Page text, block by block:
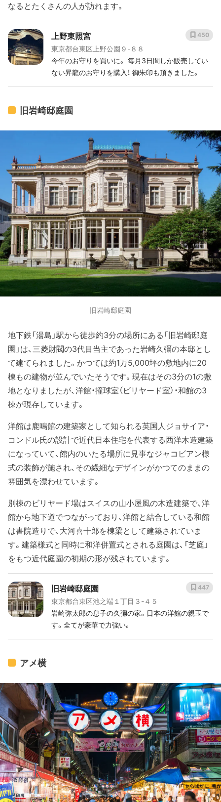
なるとたくさんの人が訪れます。
上野東照宮
東京都台東区上野公園９-８８
今年のお守りを買いに。 毎月3日間しか販売してい
ない昇龍のお守りを購入！ 御朱印も頂きました。
450
旧岩崎邸庭園
旧岩崎邸庭園
地下鉄「湯島」駅から徒歩約3分の場所にある「旧岩崎邸庭
園」は、三菱財閥の3代目当主であった岩崎久彌の本邸とし
て建てられました。かつては約1万5,000坪の敷地内に20
棟もの建物が並んでいたそうです。現在はその3分の1の敷
地となりましたが、洋館・撞球室（ビリヤード室）・和館の3
棟が現存しています。
洋館は鹿鳴館の建築家として知られる英国人ジョサイア・
コンドル氏の設計で近代日本住宅を代表する西洋木造建築
になっていて、館内のいたる場所に見事なジャコビアン様
式の装飾が施され、その繊細なデザインがかつてのままの
雰囲気を漂わせています。
別棟のビリヤード場はスイスの山小屋風の木造建築で、洋
館から地下道でつながっており、洋館と結合している和館
は書院造りで、大河喜十郎を棟梁として建築されていま
す。建築様式と同時に和洋併置式とされる庭園は、「芝庭」
をもつ近代庭園の初期の形が残されています。
旧岩崎邸庭園
東京都台東区池之端１丁目３-４５
岩崎弥太郎の息子の久彌の家。日本の洋館の親玉で
す。全てが豪華で力強い。
447
アメ横